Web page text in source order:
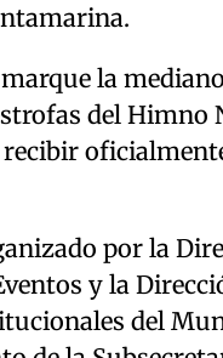
la
del Himno
por la
y la
del